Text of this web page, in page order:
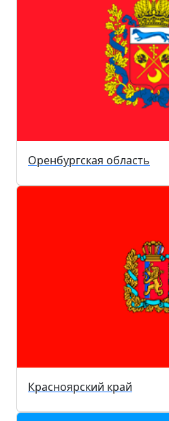
Оренбургская область
Красноярский край